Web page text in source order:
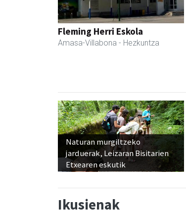
Fleming Herri Eskola
Amasa-Villabona - Hezkuntza
Naturan murgiltzeko
jarduerak, Leizaran Bisitarien
Etxearen eskutik
Ikusienak